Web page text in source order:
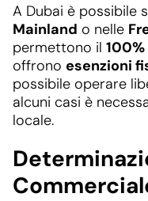
A Dubai è possibile
Mainland o nelle
permettono il
offrono esenzioni
possibile operare
alcuni casi è
locale.